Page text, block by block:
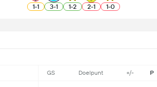
1-1 3-1 1-2 2-1 1-0
GS Doelpunt +/- P